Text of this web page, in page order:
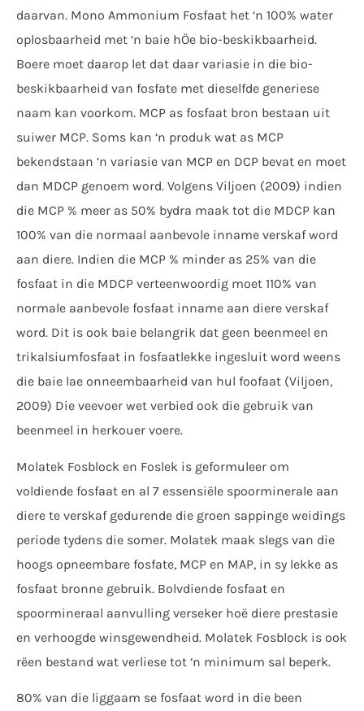
daarvan. Mono Ammonium Fosfaat het ‘n 100% water
oplosbaarheid met ‘n baie hÖe bio-beskikbaarheid.
Boere moet daarop let dat daar variasie in die bio-
beskikbaarheid van fosfate met dieselfde generiese
naam kan voorkom. MCP as fosfaat bron bestaan uit
suiwer MCP. Soms kan ‘n produk wat as MCP
bekendstaan ‘n variasie van MCP en DCP bevat en moet
dan MDCP genoem word. Volgens Viljoen (2009) indien
die MCP % meer as 50% bydra maak tot die MDCP kan
100% van die normaal aanbevole inname verskaf word
aan diere. Indien die MCP % minder as 25% van die
fosfaat in die MDCP verteenwoordig moet 110% van
normale aanbevole fosfaat inname aan diere verskaf
word. Dit is ook baie belangrik dat geen beenmeel en
trikalsiumfosfaat in fosfaatlekke ingesluit word weens
die baie lae onneembaarheid van hul foofaat (Viljoen,
2009) Die veevoer wet verbied ook die gebruik van
beenmeel in herkouer voere.
Molatek Fosblock en Foslek is geformuleer om
voldiende fosfaat en al 7 essensiële spoorminerale aan
diere te verskaf gedurende die groen sappinge weidings
periode tydens die somer. Molatek maak slegs van die
hoogs opneembare fosfate, MCP en MAP, in sy lekke as
fosfaat bronne gebruik. Bolvdiende fosfaat en
spoormineraal aanvulling verseker hoë diere prestasie
en verhoogde winsgewendheid. Molatek Fosblock is ook
rëen bestand wat verliese tot ‘n minimum sal beperk.
80% van die liggaam se fosfaat word in die been